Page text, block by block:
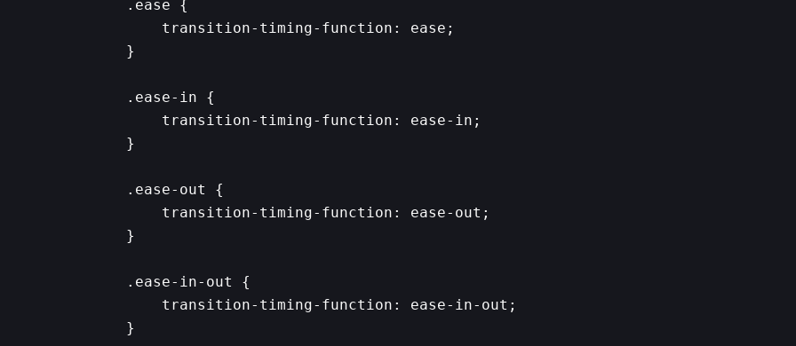
        .ease {
            transition-timing-function: ease;
        }
        .ease-in {
            transition-timing-function: ease-in;
        }
        .ease-out {
            transition-timing-function: ease-out;
        }
        .ease-in-out {
            transition-timing-function: ease-in-out;
        }